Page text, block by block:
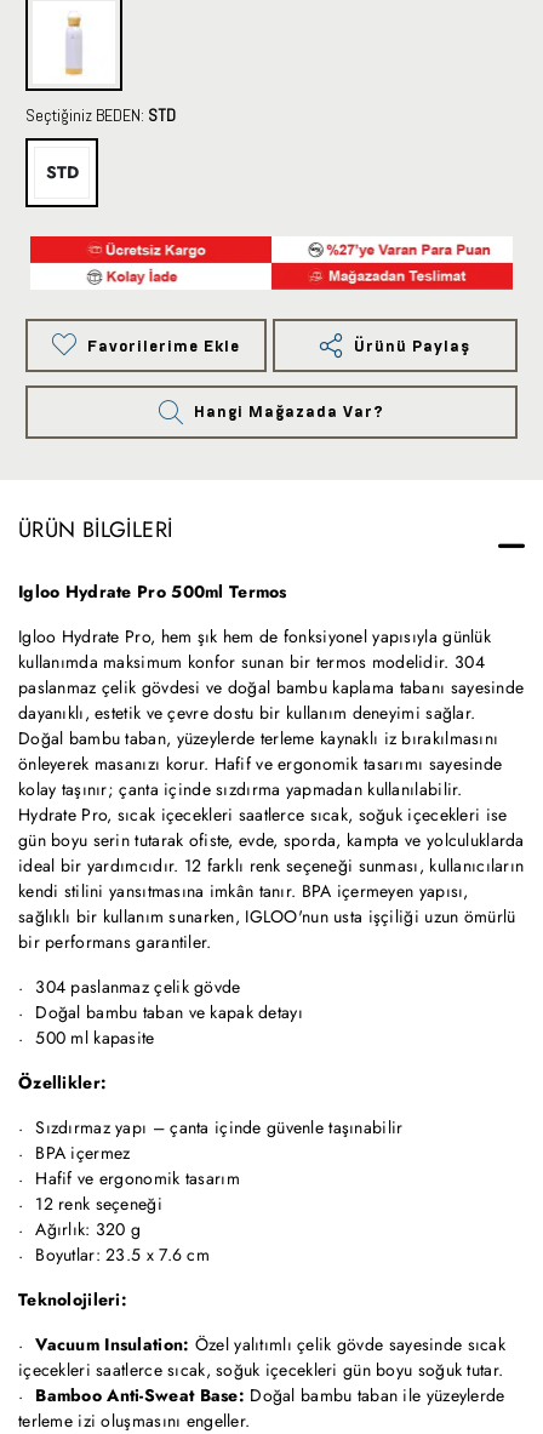
Seçtiğiniz BEDEN: STD
STD
Favorilerime Ekle Ürünü Paylaş
Hangi Mağazada Var?
ÜRÜN BILGILERI
Igloo Hydrate Pro 500ml Termos
Igloo Hydrate Pro, hem şık hem de fonksiyonel yapısıyla günlük
kullanımda maksimum konfor sunan bir termos modelidir. 304
paslanmaz çelik gövdesi ve doğal bambu kaplama tabanı sayesinde
dayanıklı, estetik ve çevre dostu bir kullanım deneyimi sağlar.
Doğal bambu taban, yüzeylerde terleme kaynaklı iz bırakılmasını
önleyerek masanızı korur. Hafif ve ergonomik tasarımı sayesinde
kolay taşınır; çanta içinde sızdırma yapmadan kullanılabilir.
Hydrate Pro, sıcak içecekleri saatlerce sıcak, soğuk içecekleri ise
gün boyu serin tutarak ofiste, evde, sporda, kampta ve yolculuklarda
ideal bir yardımcıdır. 12 farklı renk seçeneği sunması, kullanıcıların
kendi stilini yansıtmasına imkân tanır. BPA içermeyen yapısı,
sağlıklı bir kullanım sunarken, IGLOO'nun usta işçiliği uzun ömürlü
bir performans garantiler.
304 paslanmaz çelik gövde
Doğal bambu taban ve kapak detayı
500 ml kapasite
Özellikler:
Sızdırmaz yapı – çanta içinde güvenle taşınabilir
BPA içermez
Hafif ve ergonomik tasarım
12 renk seçeneği
Ağırlık: 320 g
Boyutlar: 23.5 x 7.6 cm
Teknolojileri:
Vacuum Insulation: Özel yalıtımlı çelik gövde sayesinde sıcak
içecekleri saatlerce sıcak, soğuk içecekleri gün boyu soğuk tutar.
Bamboo Anti-Sweat Base: Doğal bambu taban ile yüzeylerde
terleme izi oluşmasını engeller.